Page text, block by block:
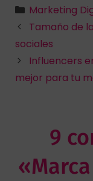
Marketing
Tamaño de
sociales
Influencers
mejor para tu
9